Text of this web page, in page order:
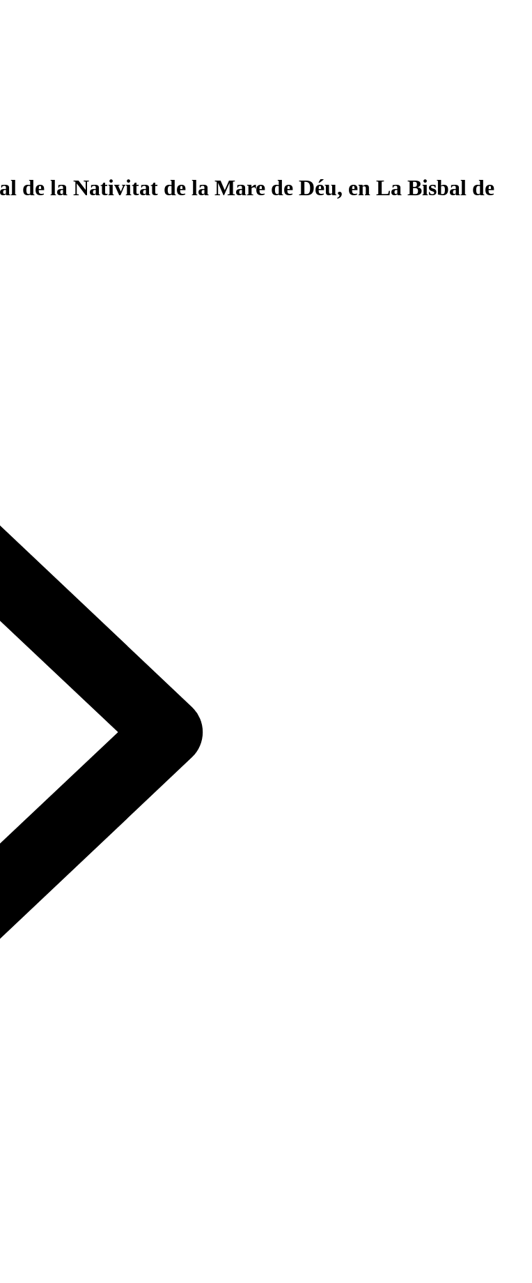
de la Nativitat de la Mare de Déu, en La Bisbal de